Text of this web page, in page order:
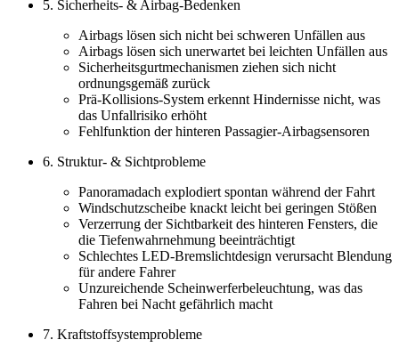
5. Sicherheits- & Airbag-Bedenken
Airbags lösen sich nicht bei schweren Unfällen aus
Airbags lösen sich unerwartet bei leichten Unfällen aus
Sicherheitsgurtmechanismen ziehen sich nicht
ordnungsgemäß zurück
Prä-Kollisions-System erkennt Hindernisse nicht, was
das Unfallrisiko erhöht
Fehlfunktion der hinteren Passagier-Airbagsensoren
6. Struktur- & Sichtprobleme
Panoramadach explodiert spontan während der Fahrt
Windschutzscheibe knackt leicht bei geringen Stößen
Verzerrung der Sichtbarkeit des hinteren Fensters, die
die Tiefenwahrnehmung beeinträchtigt
Schlechtes LED-Bremslichtdesign verursacht Blendung
für andere Fahrer
Unzureichende Scheinwerferbeleuchtung, was das
Fahren bei Nacht gefährlich macht
7. Kraftstoffsystemprobleme